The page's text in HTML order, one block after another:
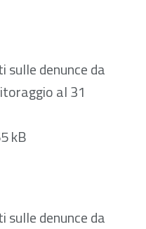
221.55 kB
sulle denunce da
al 31
kB
278.20 kB
sulle denunce da